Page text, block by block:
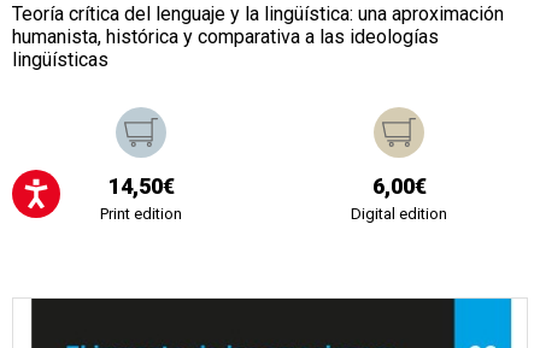
Teoría crítica del lenguaje y la lingüística: una aproximación
humanista, histórica y comparativa a las ideologías
lingüísticas
14,50€
Print edition
6,00€
Digital edition